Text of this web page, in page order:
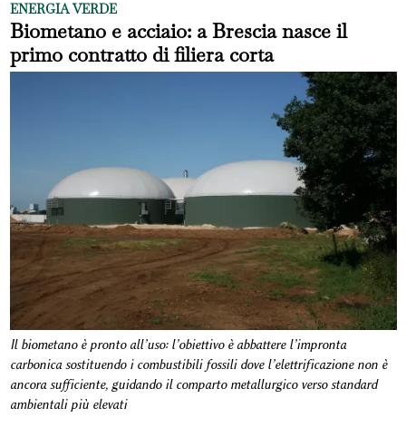
ENERGIA VERDE
Biometano e acciaio: a Brescia nasce il
primo contratto di filiera corta
Il biometano è pronto all’uso: l’obiettivo è abbattere l’impronta
carbonica sostituendo i combustibili fossili dove l’elettrificazione non è
ancora sufficiente, guidando il comparto metallurgico verso standard
ambientali più elevati